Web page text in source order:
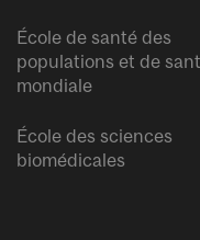
École de santé des
populations et de
mondiale
École des sciences
biomédicales